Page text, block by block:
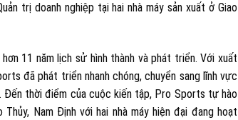
trị doanh nghiệp tại hai nhà máy sản xuất ở Giao
11 năm lịch sử hình thành và phát triển. Với xuất
đã phát triển nhanh chóng, chuyển sang lĩnh vực
Đến thời điểm của cuộc kiến tập, Pro Sports tự hào
Nam Định với hai nhà máy hiện đại đang hoạt